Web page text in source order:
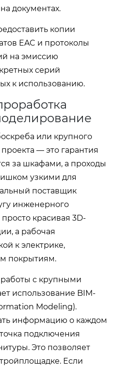
документах.
копии
EAC и протоколы
на эмиссию
серий
к использованию.
или крупного
— это гарантия
за шкафами, а проходы
узкими для
поставщик
инженерного
красивая 3D-
а рабочая
к электрике,
покрытиям.
с крупными
использование BIM-
Modeling).
информацию о каждом
подключения
Это позволяет
Если